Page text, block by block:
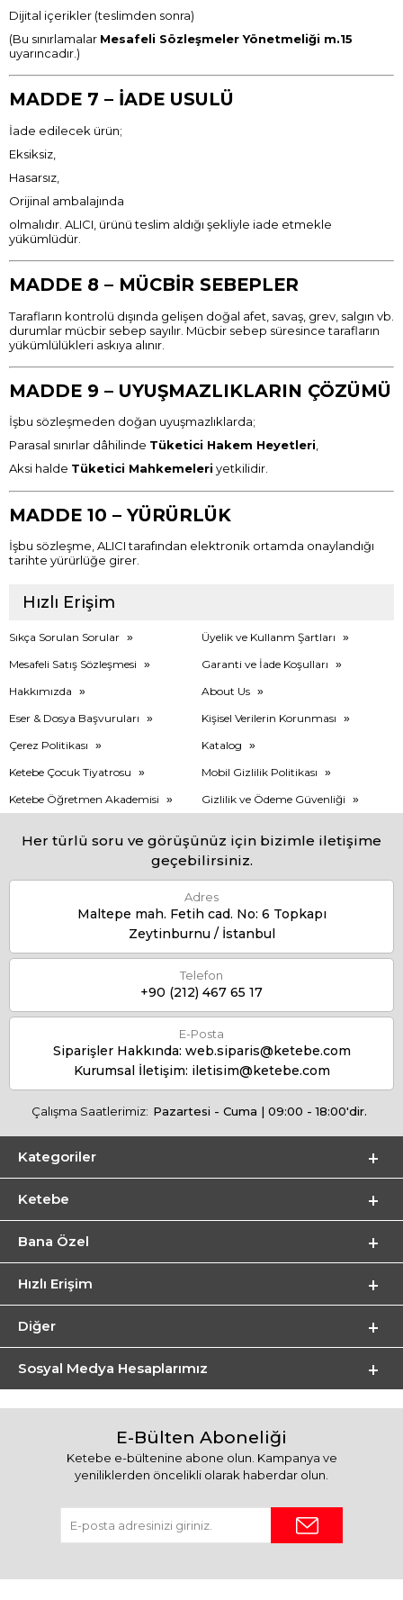
Dijital içerikler (teslimden sonra)
(Bu sınırlamalar Mesafeli Sözleşmeler Yönetmeliği m.15
uyarıncadır.)
MADDE 7 – İADE USULÜ
İade edilecek ürün;
Eksiksiz,
Hasarsız,
Orijinal ambalajında
olmalıdır. ALICI, ürünü teslim aldığı şekliyle iade etmekle
yükümlüdür.
MADDE 8 – MÜCBİR SEBEPLER
Tarafların kontrolü dışında gelişen doğal afet, savaş, grev, salgın vb.
durumlar mücbir sebep sayılır. Mücbir sebep süresince tarafların
yükümlülükleri askıya alınır.
MADDE 9 – UYUŞMAZLIKLARIN ÇÖZÜMÜ
İşbu sözleşmeden doğan uyuşmazlıklarda;
Parasal sınırlar dâhilinde Tüketici Hakem Heyetleri,
Aksi halde Tüketici Mahkemeleri yetkilidir.
MADDE 10 – YÜRÜRLÜK
İşbu sözleşme, ALICI tarafından elektronik ortamda onaylandığı
tarihte yürürlüğe girer.
Hızlı Erişim
Sıkça Sorulan Sorular
Üyelik ve Kullanm Şartları
Mesafeli Satış Sözleşmesi
Garanti ve İade Koşulları
Hakkımızda
About Us
Eser & Dosya Başvuruları
Kişisel Verilerin Korunması
Çerez Politikası
Katalog
Ketebe Çocuk Tiyatrosu
Mobil Gizlilik Politikası
Ketebe Öğretmen Akademisi
Gizlilik ve Ödeme Güvenliği
Her türlü soru ve görüşünüz için bizimle iletişime
geçebilirsiniz.
Adres
Maltepe mah. Fetih cad. No: 6 Topkapı
Zeytinburnu / İstanbul
Telefon
+90 (212) 467 65 17
E-Posta
Siparişler Hakkında: web.siparis@ketebe.com
Kurumsal İletişim: iletisim@ketebe.com
Çalışma Saatlerimiz: Pazartesi - Cuma | 09:00 - 18:00'dir.
Kategoriler
Ketebe
Bana Özel
Hızlı Erişim
Diğer
Sosyal Medya Hesaplarımız
E-Bülten Aboneliği
Ketebe e-bültenine abone olun. Kampanya ve
yeniliklerden öncelikli olarak haberdar olun.